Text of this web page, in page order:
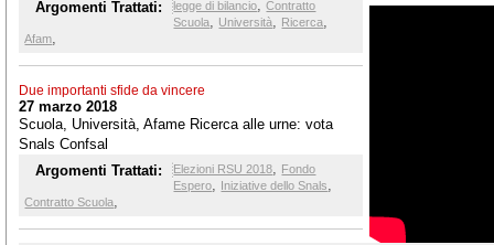
Argomenti Trattati: legge di bilancio,Contratto
Scuola, Università, Ricerca,
Afam,
Due importanti sfide da vincere
27 marzo 2018
Scuola, Università, Afame Ricerca alle urne: vota
Snals Confsal
Argomenti Trattati:
Elezioni RSU 2018, Fondo
Espero, Iniziative dello Snals,
Contratto Scuola,